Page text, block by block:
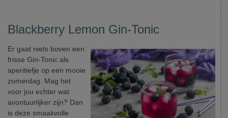
Blackberry Lemon Gin-Tonic
Er gaat niets boven een
frisse Gin-Tonic als
aperitiefje op een mooie
zomerdag. Mag het
voor jou echter wat
avontuurlijker zijn? Dan
is deze smaakvolle